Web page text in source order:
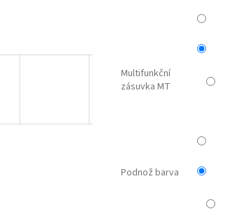
Multifunkční
zásuvka MT
Podnož barva